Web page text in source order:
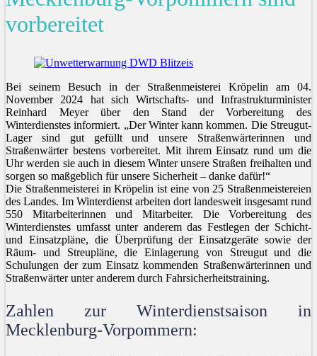
vorbereitet
Bei seinem Besuch in der Straßenmeisterei Kröpelin am 04.
November 2024 hat sich Wirtschafts- und Infrastrukturminister
Reinhard Meyer über den Stand der Vorbereitung des
Winterdienstes informiert. „Der Winter kann kommen. Die Streugut-
Lager sind gut gefüllt und unsere Straßenwärterinnen und
Straßenwärter bestens vorbereitet. Mit ihrem Einsatz rund um die
Uhr werden sie auch in diesem Winter unsere Straßen freihalten und
sorgen so maßgeblich für unsere Sicherheit – danke dafür!“
Die Straßenmeisterei in Kröpelin ist eine von 25 Straßenmeistereien
des Landes. Im Winterdienst arbeiten dort landesweit insgesamt rund
550 Mitarbeiterinnen und Mitarbeiter. Die Vorbereitung des
Winterdienstes umfasst unter anderem das Festlegen der Schicht-
und Einsatzpläne, die Überprüfung der Einsatzgeräte sowie der
Räum- und Streupläne, die Einlagerung von Streugut und die
Schulungen der zum Einsatz kommenden Straßenwärterinnen und
Straßenwärter unter anderem durch Fahrsicherheitstraining.
Zahlen zur Winterdienstsaison in
Mecklenburg-Vorpommern: